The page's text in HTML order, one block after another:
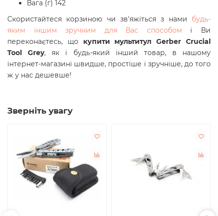
Вага (г) 142
Скористайтеся корзиною чи зв'яжіться з нами будь-
яким іншим зручним для Вас способом і Ви
переконаєтесь, що купити мультитул Gerber Crucial
Tool Grey, як і будь-який інший товар, в нашому
інтернет-магазині швидше, простіше і зручніше, до того
ж у нас дешевше!
Зверніть увагу